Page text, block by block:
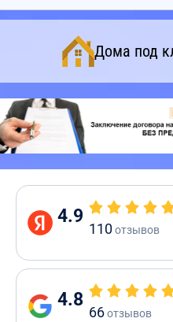
Дома под
4.9
110отзывов
4.8
66отзывов